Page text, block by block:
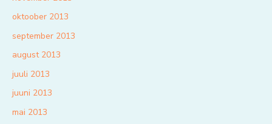
oktoober 2013
september 2013
august 2013
juuli 2013
juuni 2013
mai 2013